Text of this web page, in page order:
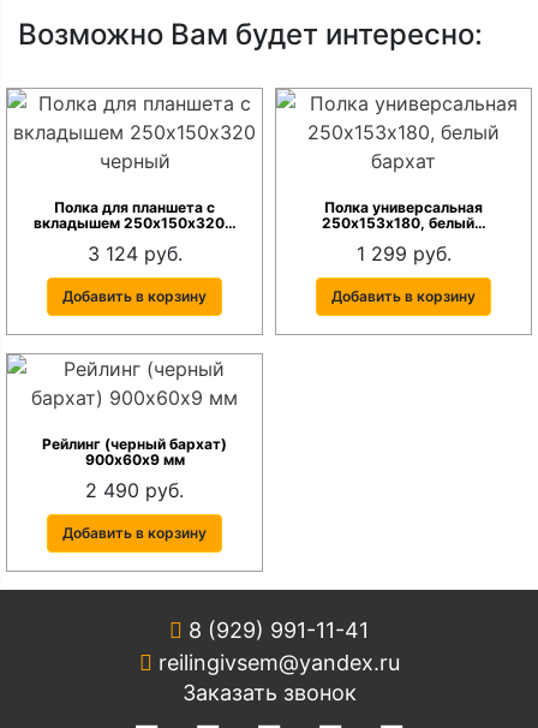
Возможно Вам будет интересно:
Полка для планшета с
вкладышем 250х150х320…
3 124 руб.
Добавить в корзину
Полка универсальная
250х153х180, белый…
1 299 руб.
Добавить в корзину
Рейлинг (черный бархат)
900х60х9 мм
2 490 руб.
Добавить в корзину
8 (929) 991-11-41
reilingivsem@yandex.ru
Заказать звонок